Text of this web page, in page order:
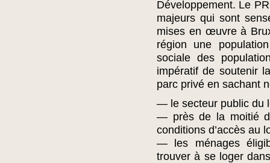
Développement. Le
majeurs qui sont
mises en œuvre à
région une
sociale des
impératif de soutenir
parc privé en sachant
— le secteur public du
— près de la moitié
conditions d’accès au
— les ménages
trouver à se loger